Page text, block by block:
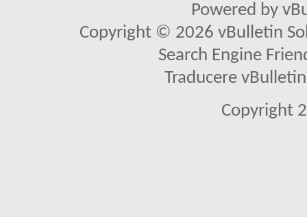
Powered by
Copyright © 2026 vBulletin
Search Engine
Traducere
Copyright